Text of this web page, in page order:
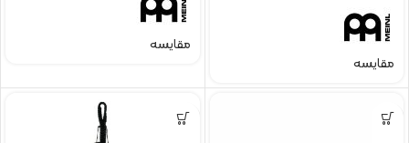
مقایسه
مقایسه